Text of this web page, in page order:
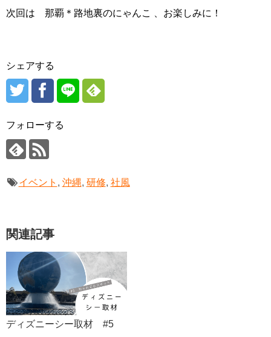
次回は 那覇＊路地裏のにゃんこ 、お楽しみに！
シェアする
フォローする
イベント , 沖縄, 研修, 社風
関連記事
ディズニーシー取材 #5